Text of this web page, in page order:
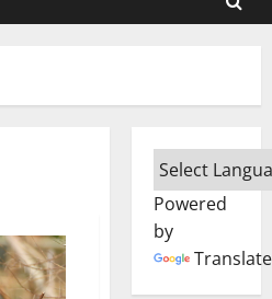
Powered
by
Translate